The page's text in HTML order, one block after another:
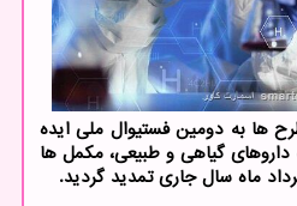
ها به دومین فستیوال ملی ایده
داروهای گیاهی و طبیعی، مکمل ها